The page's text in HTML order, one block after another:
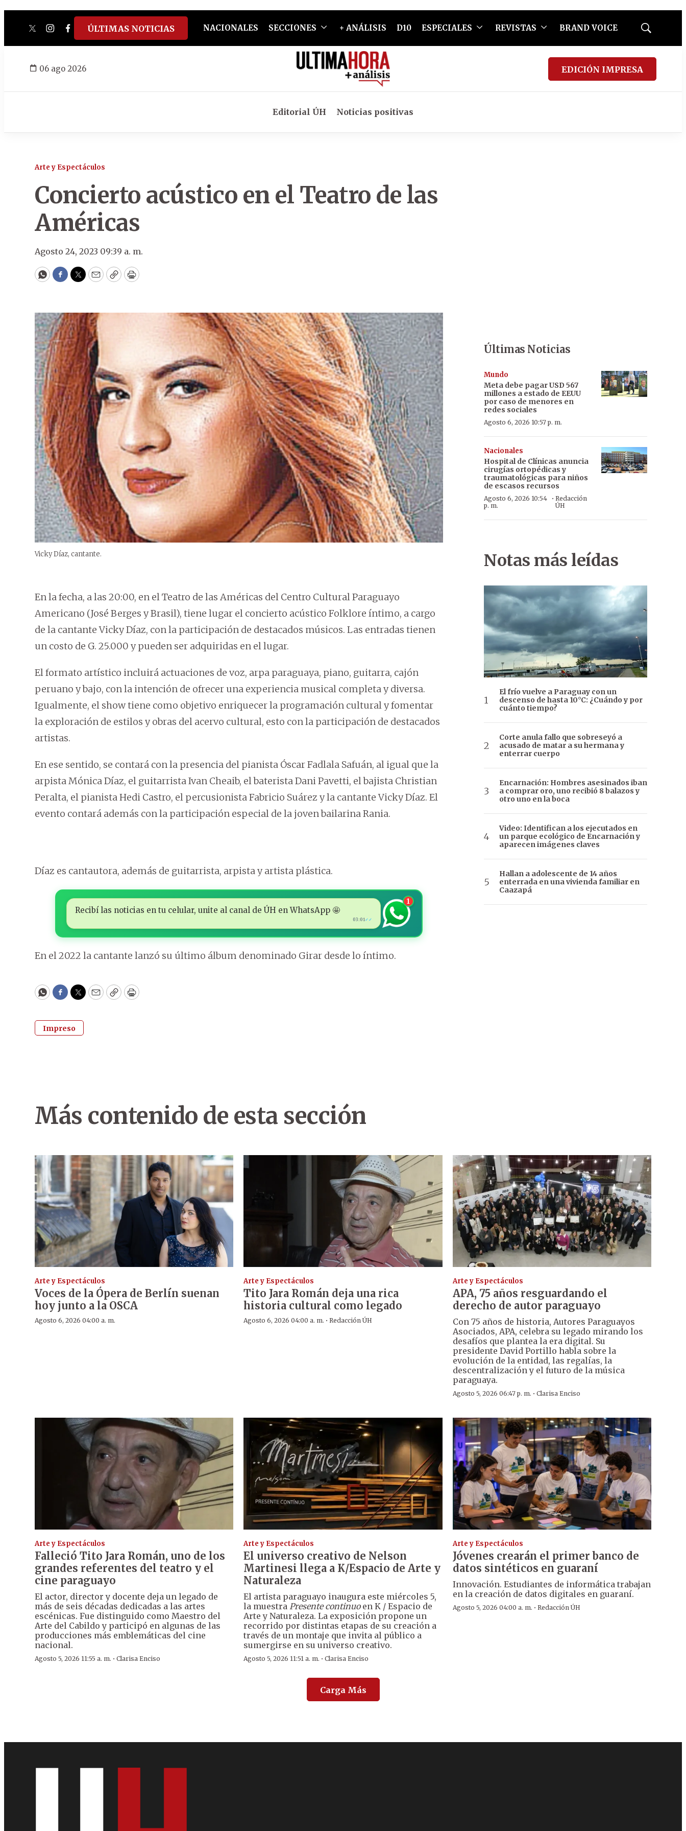
twitterinstagram
facebook
tiktokyoutube
spotify
ÚLTIMAS NOTICIAS NACIONALES SECCIONES + ANÁLISIS D10 ESPECIALES REVISTAS BRAND VOICE
Mostrar
06 ago 2026 EDICIÓN IMPRESA
Editorial ÚH Noticias positivas
Arte y Espectáculos
Concierto acústico en el Teatro de las
Américas
Agosto 24, 2023 09:39 a. m.
WhatsApp
Facebook
Twitter
EmailCopyPrint
Vicky Díaz, cantante.
En la fecha, a las 20:00, en el Teatro de las Américas del Centro Cultural Paraguayo
Americano (José Berges y Brasil), tiene lugar el concierto acústico Folklore íntimo, a cargo
de la cantante Vicky Díaz, con la participación de destacados músicos. Las entradas tienen
un costo de G. 25.000 y pueden ser adquiridas en el lugar.
El formato artístico incluirá actuaciones de voz, arpa paraguaya, piano, guitarra, cajón
peruano y bajo, con la intención de ofrecer una experiencia musical completa y diversa.
Igualmente, el show tiene como objetivo enriquecer la programación cultural y fomentar
la exploración de estilos y obras del acervo cultural, esto con la participación de destacados
artistas.
En ese sentido, se contará con la presencia del pianista Óscar Fadlala Safuán, al igual que la
arpista Mónica Díaz, el guitarrista Ivan Cheaib, el baterista Dani Pavetti, el bajista Christian
Peralta, el pianista Hedi Castro, el percusionista Fabricio Suárez y la cantante Vicky Díaz. El
evento contará además con la participación especial de la joven bailarina Rania.
Díaz es cantautora, además de guitarrista, arpista y artista plástica.
Recibí las noticias en tu celular, unite al canal de ÚH en WhatsApp 🤩
03:01✓✓
1
En el 2022 la cantante lanzó su último álbum denominado Girar desde lo íntimo.
WhatsApp
Facebook
Twitter
EmailCopyPrint
Impreso
Últimas Noticias
Mundo
Meta debe pagar USD 567
millones a estado de EEUU
por caso de menores en
redes sociales
Agosto 6, 2026 10:57 p. m.
Nacionales
Hospital de Clínicas anuncia
cirugías ortopédicas y
traumatológicas para niños
de escasos recursos
Agosto 6, 2026 10:54
p. m.
· Redacción
ÚH
Notas más leídas
El frío vuelve a Paraguay con un
descenso de hasta 10°C: ¿Cuándo y por
cuánto tiempo?
Corte anula fallo que sobreseyó a
acusado de matar a su hermana y
enterrar cuerpo
Encarnación: Hombres asesinados iban
a comprar oro, uno recibió 8 balazos y
otro uno en la boca
Video: Identifican a los ejecutados en
un parque ecológico de Encarnación y
aparecen imágenes claves
Hallan a adolescente de 14 años
enterrada en una vivienda familiar en
Caazapá
Más contenido de esta sección
Arte y Espectáculos
Voces de la Ópera de Berlín suenan
hoy junto a la OSCA
Agosto 6, 2026 04:00 a. m.
Arte y Espectáculos
Tito Jara Román deja una rica
historia cultural como legado
Agosto 6, 2026 04:00 a. m. ·Redacción ÚH
Arte y Espectáculos
APA, 75 años resguardando el
derecho de autor paraguayo
Con 75 años de historia, Autores Paraguayos
Asociados, APA, celebra su legado mirando los
desafíos que plantea la era digital. Su
presidente David Portillo habla sobre la
evolución de la entidad, las regalías, la
descentralización y el futuro de la música
paraguaya.
Agosto 5, 2026 06:47 p. m. · Clarisa Enciso
Arte y Espectáculos
Falleció Tito Jara Román, uno de los
grandes referentes del teatro y el
cine paraguayo
El actor, director y docente deja un legado de
más de seis décadas dedicadas a las artes
escénicas. Fue distinguido como Maestro del
Arte del Cabildo y participó en algunas de las
producciones más emblemáticas del cine
nacional.
Agosto 5, 2026 11:55 a. m. · Clarisa Enciso
Arte y Espectáculos
El universo creativo de Nelson
Martinesi llega a K/Espacio de Arte y
Naturaleza
El artista paraguayo inaugura este miércoles 5,
la muestra Presente continuoen K / Espacio de
Arte y Naturaleza. La exposición propone un
recorrido por distintas etapas de su creación a
través de un montaje que invita al público a
sumergirse en su universo creativo.
Agosto 5, 2026 11:51 a. m. ·Clarisa Enciso
Arte y Espectáculos
Jóvenes crearán el primer banco de
datos sintéticos en guaraní
Innovación. Estudiantes de informática trabajan
en la creación de datos digitales en guaraní.
Agosto 5, 2026 04:00 a. m. · Redacción ÚH
Carga Más